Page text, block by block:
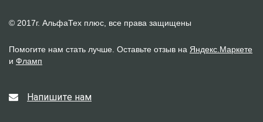
© 2017г. АльфаТех плюс, все права защищены
Помогите нам стать лучше. Оставьте отзыв на Яндекс.Маркете
и Фламп
Напишите нам